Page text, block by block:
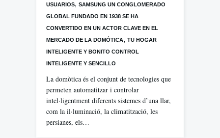
USUARIOS, SAMSUNG UN CONGLOMERADO
GLOBAL FUNDADO EN 1938 SE HA
CONVERTIDO EN UN ACTOR CLAVE EN EL
MERCADO DE LA DOMÓTICA, TU HOGAR
INTELIGENTE Y BONITO CONTROL
INTELIGENTE Y SENCILLO
La domòtica és el conjunt de tecnologies que
permeten automatitzar i controlar
intel·ligentment diferents sistemes d’una llar,
com la il·luminació, la climatització, les
persianes, els…